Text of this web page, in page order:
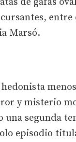
entre
Marsó.
y misterio
segunda
episodio